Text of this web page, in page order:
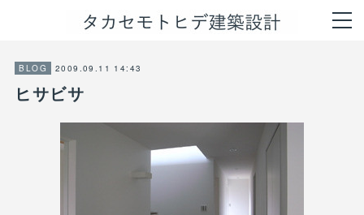
BLOG 2009.09.11 14:43
ヒサビサ